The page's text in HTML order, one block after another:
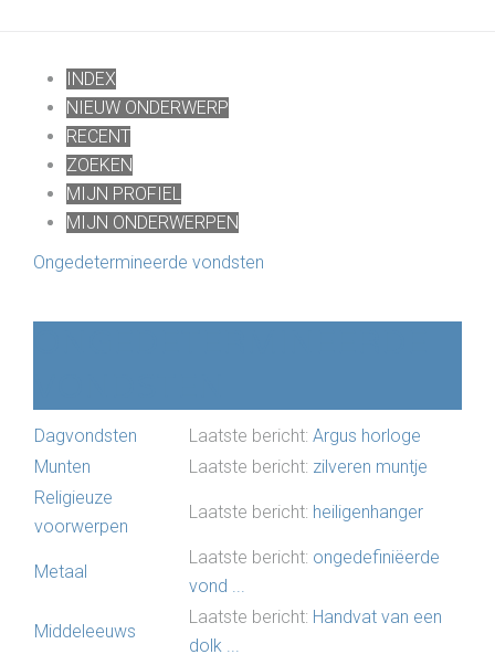
INDEX
NIEUW ONDERWERP
RECENT
ZOEKEN
MIJN PROFIEL
MIJN ONDERWERPEN
Ongedetermineerde vondsten
Dagvondsten Laatste bericht: Argus horloge
Munten
Laatste bericht: zilveren muntje
Religieuze
voorwerpen
Laatste bericht: heiligenhanger
Metaal
Laatste bericht: ongedefiniëerde
vond ...
Middeleeuws
Laatste bericht: Handvat van een
dolk ...